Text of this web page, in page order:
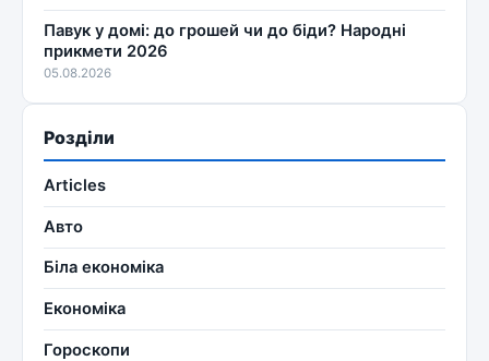
Павук у домі: до грошей чи до біди? Народні
прикмети 2026
05.08.2026
Розділи
Articles
Авто
Біла економіка
Економіка
Гороскопи